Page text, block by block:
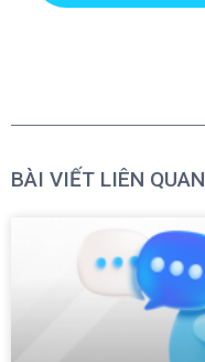
BÀI VIẾT LIÊN QUAN